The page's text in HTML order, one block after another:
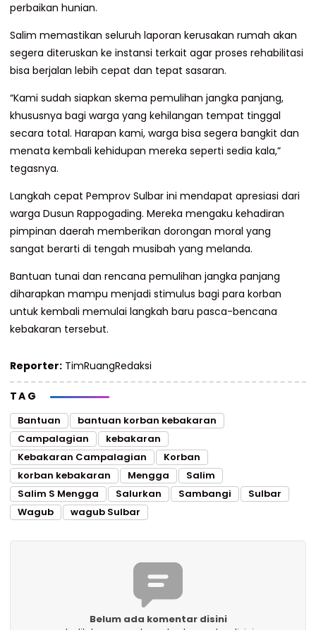
perbaikan hunian.
Salim memastikan seluruh laporan kerusakan rumah akan
segera diteruskan ke instansi terkait agar proses rehabilitasi
bisa berjalan lebih cepat dan tepat sasaran.
“Kami sudah siapkan skema pemulihan jangka panjang,
khususnya bagi warga yang kehilangan tempat tinggal
secara total. Harapan kami, warga bisa segera bangkit dan
menata kembali kehidupan mereka seperti sedia kala,”
tegasnya.
Langkah cepat Pemprov Sulbar ini mendapat apresiasi dari
warga Dusun Rappogading. Mereka mengaku kehadiran
pimpinan daerah memberikan dorongan moral yang
sangat berarti di tengah musibah yang melanda.
Bantuan tunai dan rencana pemulihan jangka panjang
diharapkan mampu menjadi stimulus bagi para korban
untuk kembali memulai langkah baru pasca-bencana
kebakaran tersebut.
Reporter: TimRuangRedaksi
TAG
Bantuan
bantuan korban kebakaran
Campalagian
kebakaran
Kebakaran Campalagian
Korban
korban kebakaran
Mengga
Salim
Salim S Mengga
Salurkan Sambangi
Sulbar
Wagub
wagub Sulbar
Belum ada komentar disini